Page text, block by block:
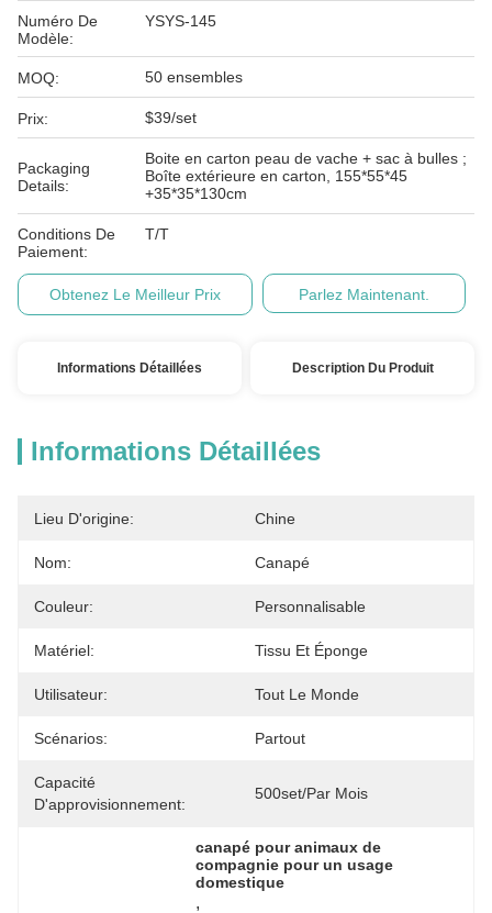
Numéro De
Modèle:
YSYS-145
MOQ: 50 ensembles
Prix: $39/set
Packaging
Details:
Boite en carton peau de vache + sac à bulles ;
Boîte extérieure en carton, 155*55*45
+35*35*130cm
Conditions De
Paiement:
T/T
Obtenez Le Meilleur Prix Parlez Maintenant.
Informations Détaillées Description Du Produit
Informations Détaillées
Lieu D'origine: Chine
Nom: Canapé
Couleur: Personnalisable
Matériel: Tissu Et Éponge
Utilisateur: Tout Le Monde
Scénarios: Partout
Capacité
D'approvisionnement:
500set/par Mois
canapé pour animaux de
compagnie pour un usage
domestique
,